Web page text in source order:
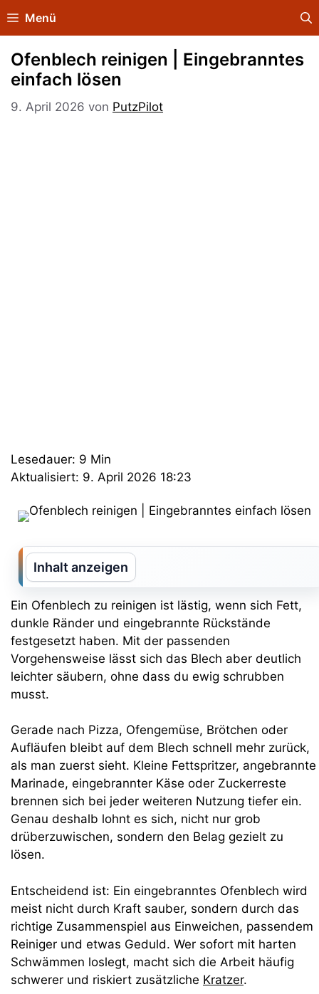
Inhalt
Menü
Ofenblech reinigen | Eingebranntes
einfach lösen
9. April 2026 von PutzPilot
Lesedauer: 9 Min
Aktualisiert: 9. April 2026 18:23
Inhalt anzeigen
Ein Ofenblech zu reinigen ist lästig, wenn sich Fett,
dunkle Ränder und eingebrannte Rückstände
festgesetzt haben. Mit der passenden
Vorgehensweise lässt sich das Blech aber deutlich
leichter säubern, ohne dass du ewig schrubben
musst.
Gerade nach Pizza, Ofengemüse, Brötchen oder
Aufläufen bleibt auf dem Blech schnell mehr zurück,
als man zuerst sieht. Kleine Fettspritzer, angebrannte
Marinade, eingebrannter Käse oder Zuckerreste
brennen sich bei jeder weiteren Nutzung tiefer ein.
Genau deshalb lohnt es sich, nicht nur grob
drüberzuwischen, sondern den Belag gezielt zu
lösen.
Entscheidend ist: Ein eingebranntes Ofenblech wird
meist nicht durch Kraft sauber, sondern durch das
richtige Zusammenspiel aus Einweichen, passendem
Reiniger und etwas Geduld. Wer sofort mit harten
Schwämmen loslegt, macht sich die Arbeit häufig
schwerer und riskiert zusätzliche Kratzer.